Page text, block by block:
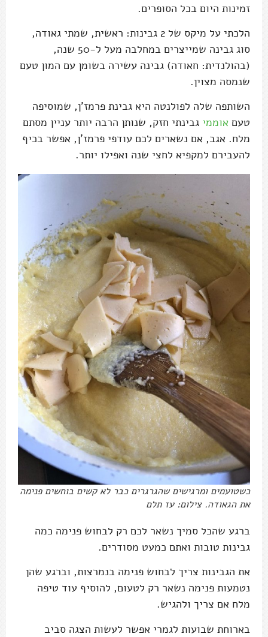
זמינות היום בכל הסופרים.
הלכתי על מיקס של 2 גבינות: ראשית, שמתי גאודה,
סוג גבינה שמייצרים במחלבה מעל ל-50 שנה,
(בהולנדית: חאודה) גבינה עשירה בשומן עם המון טעם
שנמסה מצוין.
השותפה שלה לפולנטה היא גבינת פרמז'ן, שמוסיפה
טעם אוממי גבינתי חזק, שנותן הרבה יותר עניין מסתם
מלח. אגב, אם נשארים לכם עודפי פרמז'ן, אפשר בכיף
להעבירם למקפיא לחצי שנה ואפילו יותר.
כשטועמים ומרגישים שהגרגרים כבר לא קשים בוחשים פנימה
את הגאודה. צילום: עז תלם
ברגע שהכל סמיך נשאר לכם רק לבחוש פנימה כמה
גבינות טובות ואתם כמעט מסודרים.
את הגבינות צריך לבחוש פנימה בנמרצות, וברגע שהן
נטמעות פנימה נשאר רק לטעום, להוסיף עוד טיפה
מלח אם צריך ולהגיש.
בארוחת שבועות לגמרי אפשר לעשות הצגה סביב